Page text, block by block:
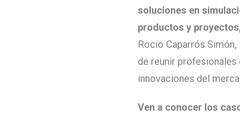
soluciones en
productos y
Rocio Caparrós
de reunir
innovaciones del
Ven a conocer los